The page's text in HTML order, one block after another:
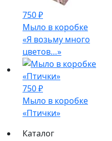
750₽
Мыло в коробке
«Я возьму много
цветов…»
750₽
Мыло в коробке
«Птички»
Каталог